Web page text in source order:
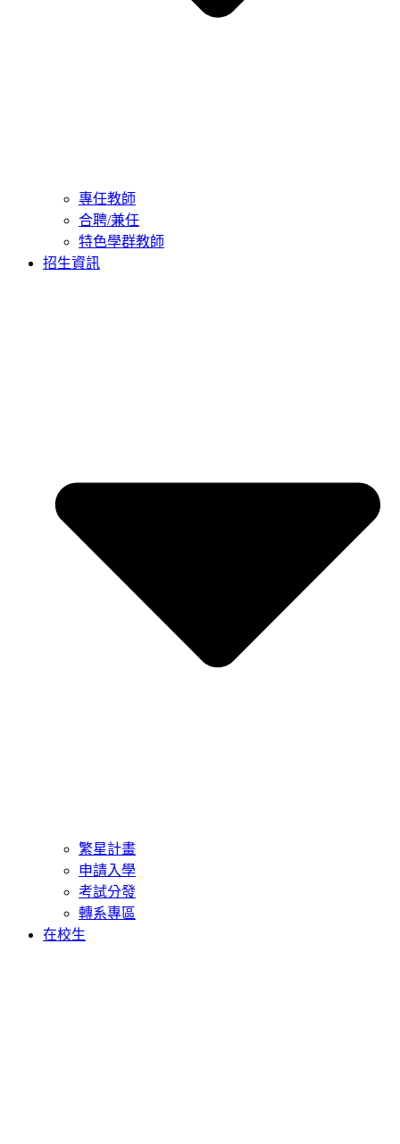
專任教師
合聘/兼任
特色學群教師
招生資訊
繁星計畫
申請入學
考試分發
轉系專區
在校生